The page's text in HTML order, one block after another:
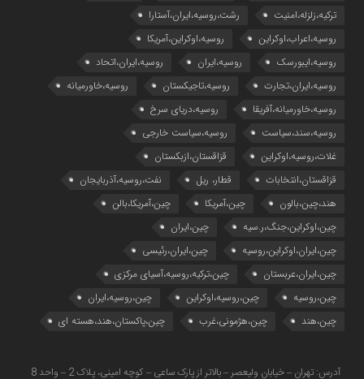
ترکیه،زلزله،امنیت
رشت،روسیه،ایران،آستارا
روسیه،اعراب،اوکراین
روسیه،اوکراین،آمریکا
روسیه،ایبورسک
روسیه،ایران
روسیه،ایران،اتحاد
روسیه،ایران،تجارت
روسیه،تاجیکستان
روسیه،خاورمیانه
روسیه،خاورمیانه،آفریقا
روسیه،دریای سرخ
روسیه،سند،سیاست
روسیه،سیاست خارجی
غلات،روسیه،اوکراین
قزاقستان،ازبکستان
قزاقستان،انتخابات
قطار، ریل
نفت،روسیه،آذربایجان
هند،چین،بالون
چین،آمریکا
چین،آمریکا،بالن
چین،اوکراین،جنگ،ر.سیه
چین،ایران
چین،ایران،اوکراین،روسیه
چین،ایران،رئیسی
چین،ایران،عربستان
چین،ترکیه،روسیه،آسیای مرکزی
چین،روسیه
چین،روسیه،اوکراین
چین،روسیه،ایران
چین،هند
چین،هژمونی،غرب چین،پاکستان،هند،هسته ای